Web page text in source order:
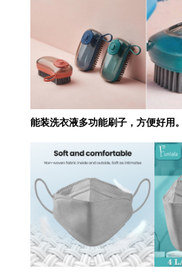
能装洗衣液多功能刷子，方便好用。